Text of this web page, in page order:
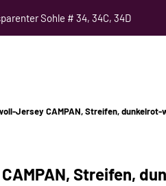
Sohle # 34, 34C, 34D
Jersey CAMPAN, Streifen, dunkelrot-
Streifen,